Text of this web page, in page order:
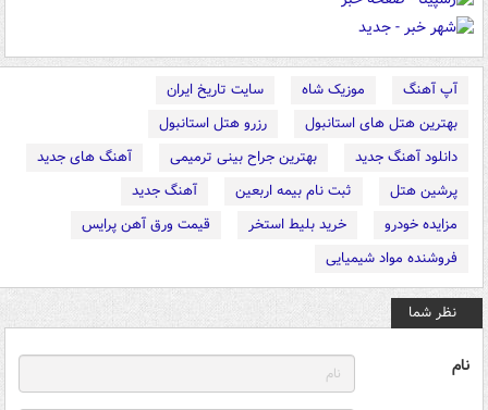
آپ آهنگ موزیک شاه
سایت تاریخ ایران
بهترین هتل های استانبول
رزرو هتل استانبول
دانلود آهنگ جدید
بهترین جراح بینی ترمیمی
آهنگ های جدید
پرشین هتل
ثبت نام بیمه اربعین
آهنگ جدید
مزایده خودرو
خرید بلیط استخر
قیمت ورق آهن پرایس
فروشنده مواد شیمیایی
نظر شما
نام